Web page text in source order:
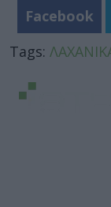
Facebook
Tags: